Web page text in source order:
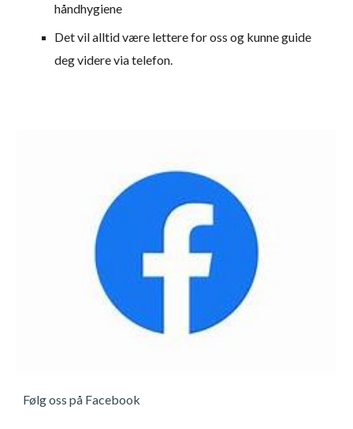
håndhygiene
Det vil alltid være lettere for oss og kunne guide
deg videre via telefon.
Følg oss på Facebook